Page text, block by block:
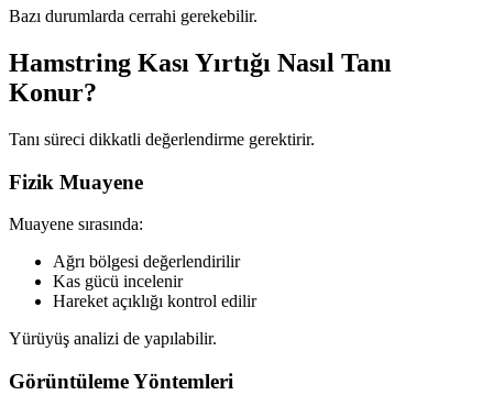
Bazı durumlarda cerrahi gerekebilir.
Hamstring Kası Yırtığı Nasıl Tanı
Konur?
Tanı süreci dikkatli değerlendirme gerektirir.
Fizik Muayene
Muayene sırasında:
Ağrı bölgesi değerlendirilir
Kas gücü incelenir
Hareket açıklığı kontrol edilir
Yürüyüş analizi de yapılabilir.
Görüntüleme Yöntemleri